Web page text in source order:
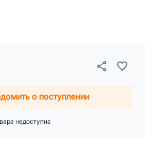
о поступлении
недоступна